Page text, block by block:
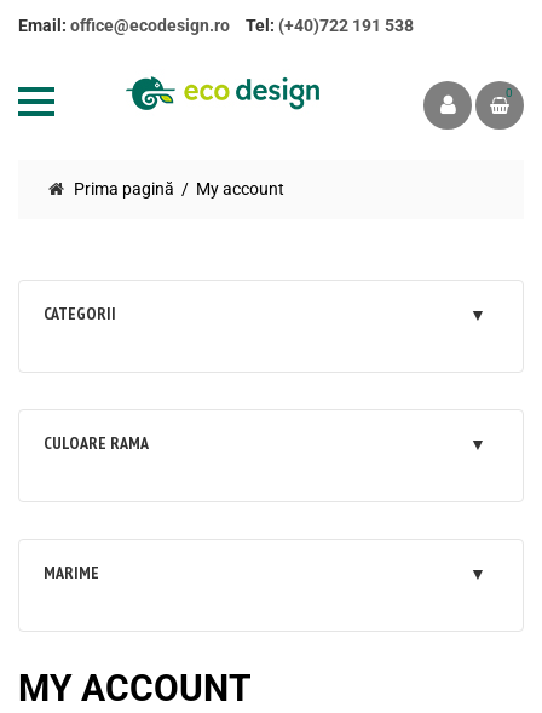
Email: office@ecodesign.ro Tel: (+40)722 191 538
0
Prima pagină My account
CATEGORII
CULOARE RAMA
MARIME
MY ACCOUNT